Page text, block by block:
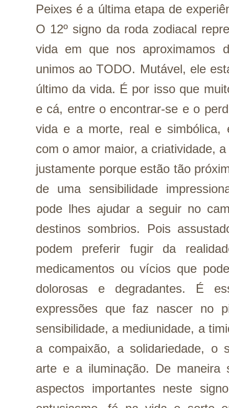
Peixes é a última etapa de
O 12º signo da roda zodiacal
vida em que nos aproximamos
unimos ao TODO. Mutável, ele
último da vida. É por isso que
e cá, entre o encontrar-se e o
vida e a morte, real e simbólica,
com o amor maior, a criatividade,
justamente porque estão tão
de uma sensibilidade
pode lhes ajudar a seguir no
destinos sombrios. Pois
podem preferir fugir da
medicamentos ou vícios que
dolorosas e degradantes. É
expressões que faz nascer no
sensibilidade, a mediunidade, a
a compaixão, a solidariedade, o
arte e a iluminação. De maneira
aspectos importantes neste